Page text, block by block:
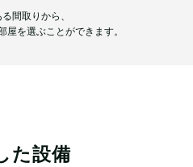
間取りから、
屋を選ぶことができます。
た設備